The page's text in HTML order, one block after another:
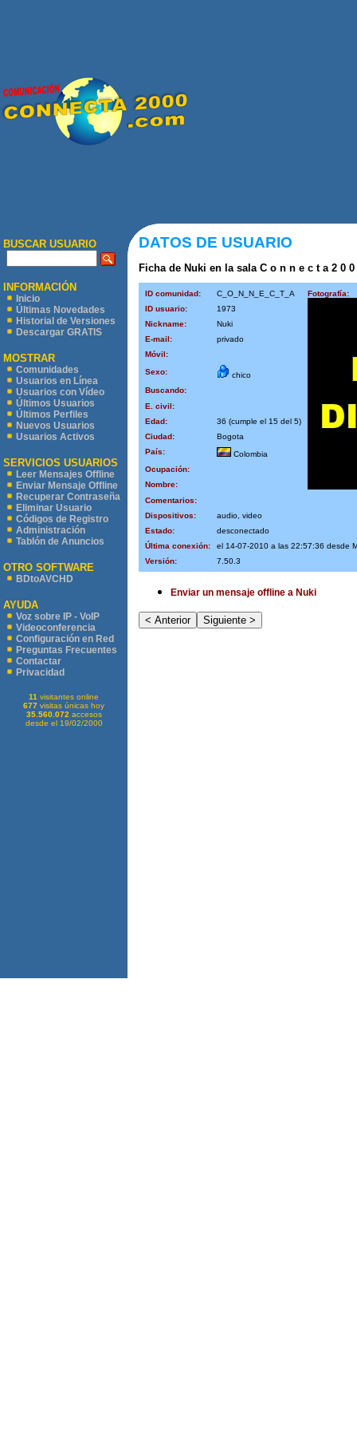
BUSCAR USUARIO
INFORMACIÓN
Inicio
Últimas Novedades
Historial de Versiones
Descargar GRATIS
MOSTRAR
Comunidades
Usuarios en Línea
Usuarios con Vídeo
Últimos Usuarios
Últimos Perfiles
Nuevos Usuarios
Usuarios Activos
SERVICIOS USUARIOS
Leer Mensajes Offline
Enviar Mensaje Offline
Recuperar Contraseña
Eliminar Usuario
Códigos de Registro
Administración
Tablón de Anuncios
OTRO SOFTWARE
BDtoAVCHD
AYUDA
Voz sobre IP - VoIP
Videoconferencia
Configuración en Red
Preguntas Frecuentes
Contactar
Privacidad
11 visitantes online
677 visitas únicas hoy
35.560.072 accesos
desde el 19/02/2000
DATOS DE USUARIO
Ficha de Nuki en la sala C o n n e c t a 2 0
ID comunidad: C_O_N_N_E_C_T_A
Fotografía:
ID usuario:
1973
Nickname:
Nuki
E-mail:
privado
Móvil:
Sexo:
chico
Buscando:
E. civil:
Edad:
36 (cumple el 15 del 5)
Ciudad:
Bogota
País:
Colombia
Ocupación:
Nombre:
Comentarios:
Dispositivos:
audio, video
Estado:
desconectado
Última conexión:
el 14-07-2010 a las 22:57:36 desde
Versión:
7.50.3
Enviar un mensaje offline a Nuki